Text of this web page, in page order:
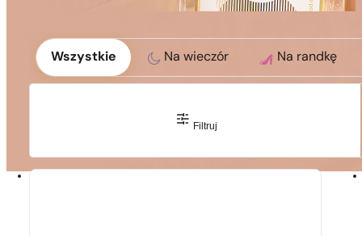
Okoliczność
Wszystkie Na wieczór Na randkę
Filtruj